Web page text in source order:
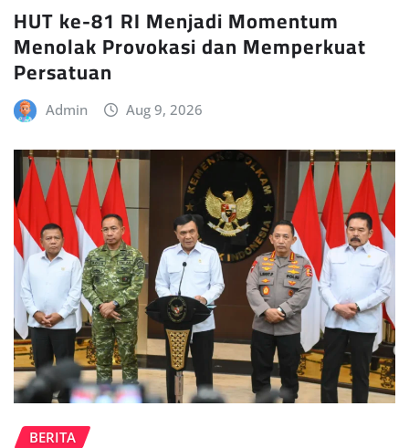
HUT ke-81 RI Menjadi Momentum
Menolak Provokasi dan Memperkuat
Persatuan
Admin Aug 9, 2026
BERITA